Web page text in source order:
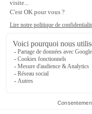
Tous droits réservés